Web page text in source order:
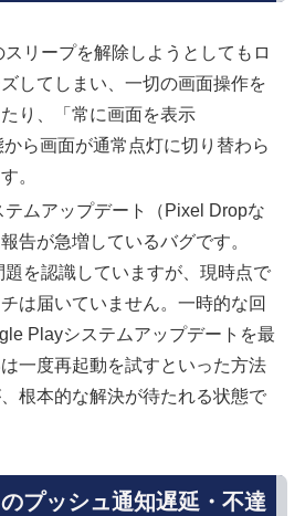
スリープを解除しようとしてもロ
してしまい、一切の画面操作を
り、「常に画面を表示
から画面が通常点灯に切り替わら
。
テムアップデート（Pixel Dropな
告が急増しているバグです。
を認識していますが、現時点で
は届いていません。一時的な回
Playシステムアップデートを最
一度再起動を試すといった方法
根本的な解決が待たれる状態で
プッシュ通知遅延・不達